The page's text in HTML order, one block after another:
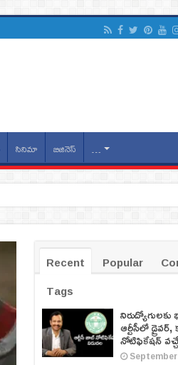
సినిమా బిజినెస్ …
Recent Popular
Tags
ఆర్టీసీలో డ్రైవర్,
నోటిఫికేషన్‌